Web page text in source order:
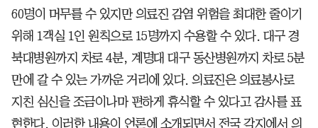
60명이 머무를 수 있지만 의료진 감염 위험을 최대한 줄이기
위해 1객실 1인 원칙으로 15명까지 수용할 수 있다. 대구 경
북대병원까지 차로 4분, 계명대 대구 동산병원까지 차로 5분
만에 갈 수 있는 가까운 거리에 있다. 의료진은 의료봉사로
지친 심신을 조금이나마 편하게 휴식할 수 있다고 감사를 표
현한다. 이러한 내용이 언론에 소개되면서 전국 각지에서 의